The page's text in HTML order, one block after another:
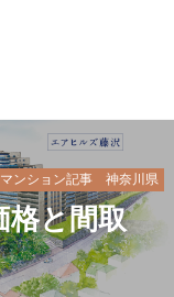
マンション記事 神奈川県
と間取